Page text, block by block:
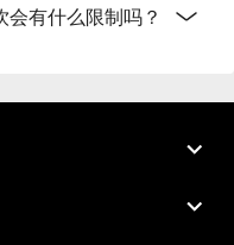
有什么限制吗？